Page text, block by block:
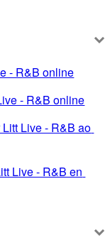
- R&B online
- R&B online
Live - R&B ao
Live - R&B en